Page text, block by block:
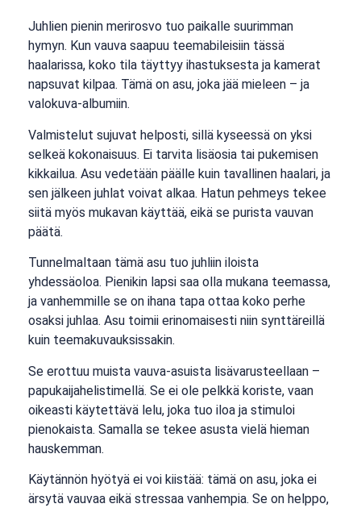
Juhlien pienin merirosvo tuo paikalle suurimman
hymyn. Kun vauva saapuu teemabileisiin tässä
haalarissa, koko tila täyttyy ihastuksesta ja kamerat
napsuvat kilpaa. Tämä on asu, joka jää mieleen – ja
valokuva-albumiin.
Valmistelut sujuvat helposti, sillä kyseessä on yksi
selkeä kokonaisuus. Ei tarvita lisäosia tai pukemisen
kikkailua. Asu vedetään päälle kuin tavallinen haalari, ja
sen jälkeen juhlat voivat alkaa. Hatun pehmeys tekee
siitä myös mukavan käyttää, eikä se purista vauvan
päätä.
Tunnelmaltaan tämä asu tuo juhliin iloista
yhdessäoloa. Pienikin lapsi saa olla mukana teemassa,
ja vanhemmille se on ihana tapa ottaa koko perhe
osaksi juhlaa. Asu toimii erinomaisesti niin synttäreillä
kuin teemakuvauksissakin.
Se erottuu muista vauva-asuista lisävarusteellaan –
papukaijahelistimellä. Se ei ole pelkkä koriste, vaan
oikeasti käytettävä lelu, joka tuo iloa ja stimuloi
pienokaista. Samalla se tekee asusta vielä hieman
hauskemman.
Käytännön hyötyä ei voi kiistää: tämä on asu, joka ei
ärsytä vauvaa eikä stressaa vanhempia. Se on helppo,